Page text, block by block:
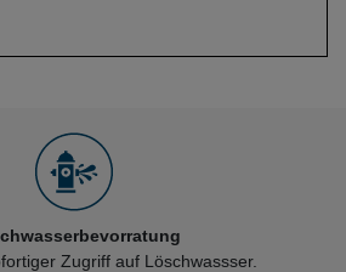
Zugriff auf Löschwassser.